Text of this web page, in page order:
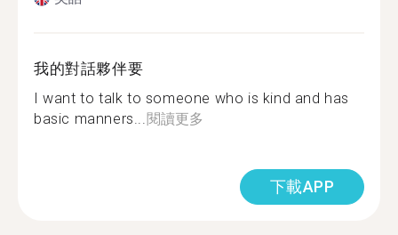
我的對話夥伴要
I want to talk to someone who is kind and has
basic manners...閱讀更多
下載APP